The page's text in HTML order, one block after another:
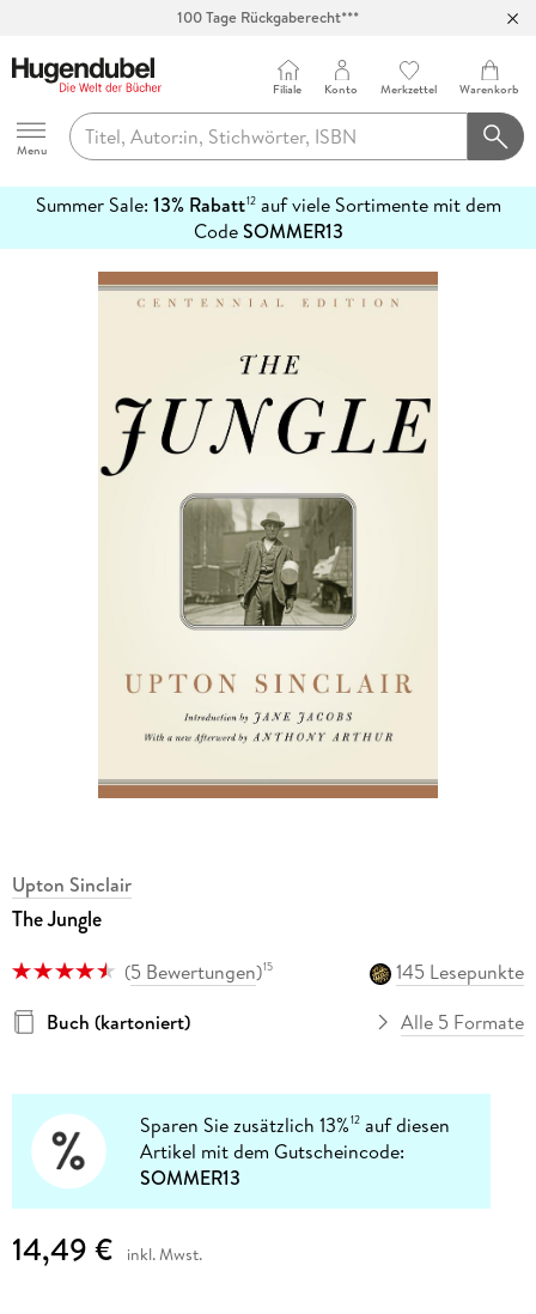
100 Tage Rückgaberecht***
Hugendubel
Menu
Filiale Konto Merkzettel Warenkorb
Summer Sale: 13% Rabatt12auf viele Sortimente mit dem
CodeSOMMER13
erfahren
Upton Sinclair
The Jungle
(5 Bewertungen)15
145 Lesepunkte
Buch (kartoniert)
Alle 5 Formate
Sparen Sie zusätzlich 13%12 auf diesen
Artikel mit dem Gutscheincode:
SOMMER13
14,49 € inkl. Mwst.